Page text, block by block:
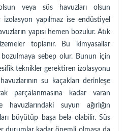
veya süs havuzları olsun
izolasyon yapılmaz ise endüstiyel
yapısı hemen bozulur. Atık
toplanır. Bu kimyasallar
sebep olur. Bunun için
teknikler gerektiren izolasyonu
su kaçakları derinleşe
parçalanmasına kadar varan
suyun ağırlığın
büyütüp başa bela olabilir. Süs